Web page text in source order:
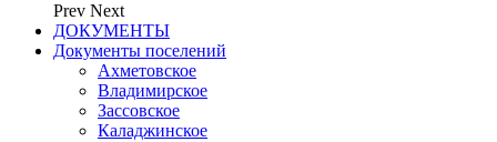
Prev Next
ДОКУМЕНТЫ
Документы поселений
Ахметовское
Владимирское
Зассовское
Каладжинское